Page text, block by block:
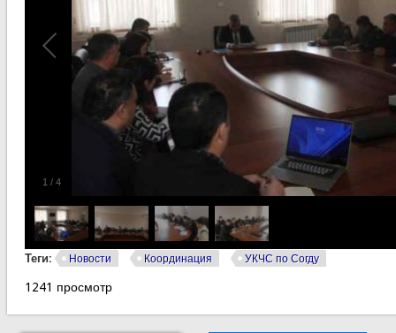
1 / 4
Теги: Новости Координация УКЧС по Согду
1241 просмотр